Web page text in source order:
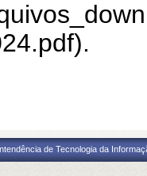
de Tecnologia da